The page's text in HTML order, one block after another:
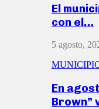
El
con el…
5 agosto,
En
Brown”